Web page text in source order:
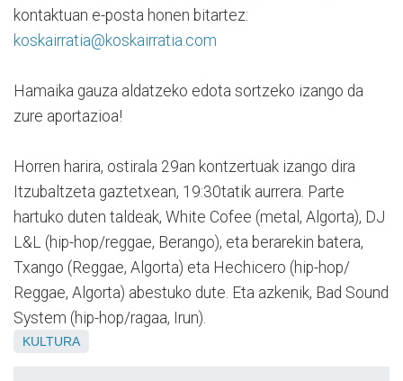
kontaktuan e-posta honen bitartez:
koskairratia@koskairratia.com
Hamaika gauza aldatzeko edota sortzeko izango da
zure aportazioa!
Horren harira, ostirala 29an kontzertuak izango dira
Itzubaltzeta gaztetxean, 19:30tatik aurrera. Parte
hartuko duten taldeak, White Cofee (metal, Algorta), DJ
L&L (hip-hop/reggae, Berango), eta berarekin batera,
Txango (Reggae, Algorta) eta Hechicero (hip-hop/
Reggae, Algorta) abestuko dute. Eta azkenik, Bad Sound
System (hip-hop/ragaa, Irun).
KULTURA